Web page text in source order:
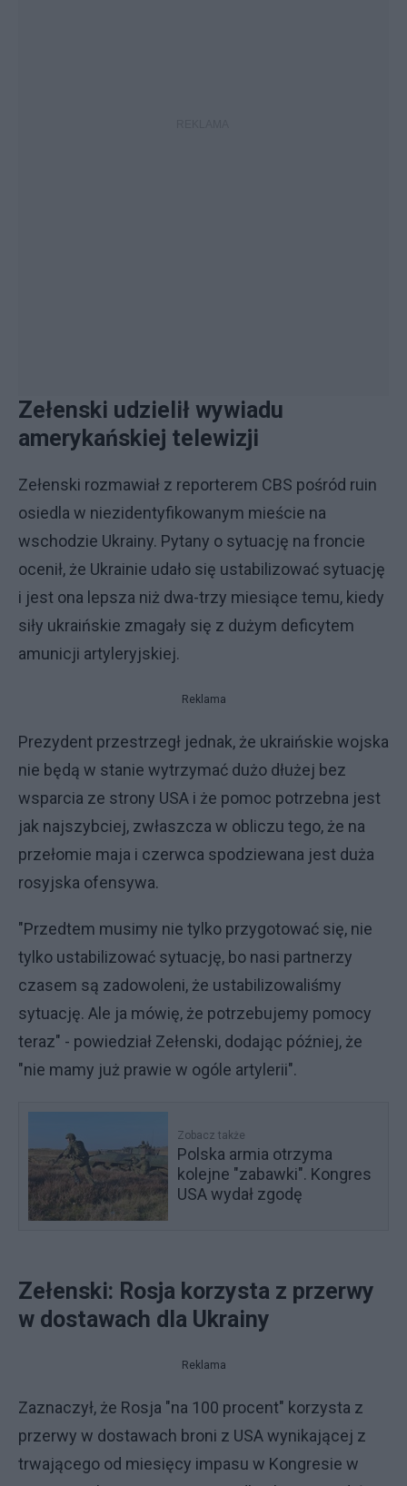
Zełenski udzielił wywiadu
amerykańskiej telewizji
Zełenski rozmawiał z reporterem CBS pośród ruin
osiedla w niezidentyfikowanym mieście na
wschodzie Ukrainy. Pytany o sytuację na froncie
ocenił, że Ukrainie udało się ustabilizować sytuację
i jest ona lepsza niż dwa-trzy miesiące temu, kiedy
siły ukraińskie zmagały się z dużym deficytem
amunicji artyleryjskiej.
Reklama
Prezydent przestrzegł jednak, że ukraińskie wojska
nie będą w stanie wytrzymać dużo dłużej bez
wsparcia ze strony USA i że pomoc potrzebna jest
jak najszybciej, zwłaszcza w obliczu tego, że na
przełomie maja i czerwca spodziewana jest duża
rosyjska ofensywa.
"Przedtem musimy nie tylko przygotować się, nie
tylko ustabilizować sytuację, bo nasi partnerzy
czasem są zadowoleni, że ustabilizowaliśmy
sytuację. Ale ja mówię, że potrzebujemy pomocy
teraz" - powiedział Zełenski, dodając później, że
"nie mamy już prawie w ogóle artylerii".
Zobacz także
Polska armia otrzyma
kolejne "zabawki". Kongres
USA wydał zgodę
Zełenski: Rosja korzysta z przerwy
w dostawach dla Ukrainy
Reklama
Zaznaczył, że Rosja "na 100 procent" korzysta z
przerwy w dostawach broni z USA wynikającej z
trwającego od miesięcy impasu w Kongresie w